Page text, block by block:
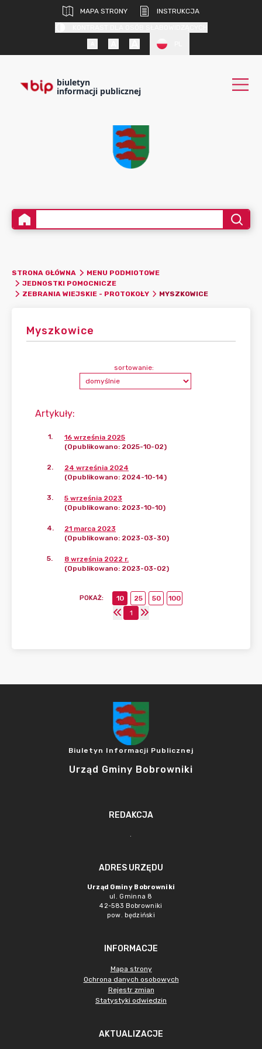
MAPA STRONY
INSTRUKCJA
biuletyn
informacji publicznej
STRONA GŁÓWNA
MENU PODMIOTOWE
JEDNOSTKI POMOCNICZE
ZEBRANIA WIEJSKIE - PROTOKOŁY
MYSZKOWICE
Myszkowice
Artykuły:
sortowanie:
1.
16 września 2025
(Opublikowano: 2025-10-02)
2.
24 września 2024
(Opublikowano: 2024-10-14)
3.
5 września 2023
(Opublikowano: 2023-10-10)
4.
21 marca 2023
(Opublikowano: 2023-03-30)
5.
8 września 2022 r.
(Opublikowano: 2023-03-02)
POKAŻ: 10 25 50
100
1
Biuletyn Informacji Publicznej
Urząd Gminy Bobrowniki
REDAKCJA
.
ADRES URZĘDU
Urząd Gminy Bobrowniki
ul. Gminna 8
42-583 Bobrowniki
pow. będziński
INFORMACJE
Mapa strony
Ochrona danych osobowych
Rejestr zmian
Statystyki odwiedzin
AKTUALIZACJE